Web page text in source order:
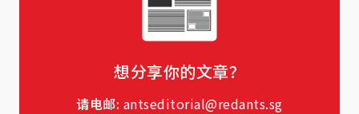
想分享你的文章？
请电邮: antseditorial@redants.sg